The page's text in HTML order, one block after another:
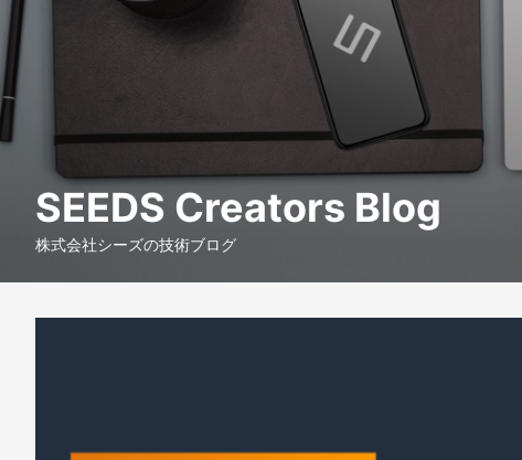
SEEDS Creators Blog
株式会社シーズの技術ブログ